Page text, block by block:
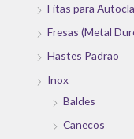
Fitas para
Fresas (Metal
Hastes Padrao
Inox
Baldes
Canecos